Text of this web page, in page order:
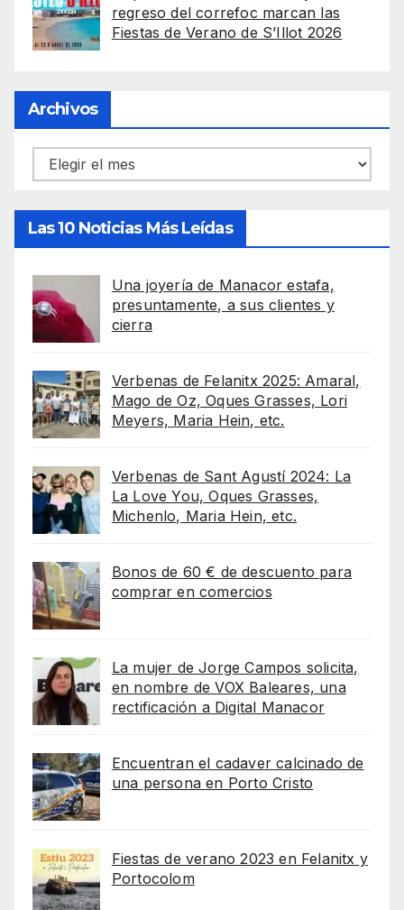
regreso del correfoc marcan las
Fiestas de Verano de S’Illot 2026
Archivos
Archivos
Las 10 Noticias Más Leídas
Una joyería de Manacor estafa,
presuntamente, a sus clientes y
cierra
Verbenas de Felanitx 2025: Amaral,
Mago de Oz, Oques Grasses, Lori
Meyers, Maria Hein, etc.
Verbenas de Sant Agustí 2024: La
La Love You, Oques Grasses,
Michenlo, Maria Hein, etc.
Bonos de 60 € de descuento para
comprar en comercios
La mujer de Jorge Campos solicita,
en nombre de VOX Baleares, una
rectificación a Digital Manacor
Encuentran el cadaver calcinado de
una persona en Porto Cristo
Fiestas de verano 2023 en Felanitx y
Portocolom